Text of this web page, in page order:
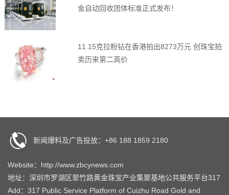
金自动回收团体标准正式发布！
11.15克拉粉钻在香港拍出8273万元 创珠宝拍
卖历来第二高价
新闻爆料及广告投放：+86 188 1859 2180
Website：http://www.zbcynews.com
地址：深圳市罗湖区翠竹路黄金珠宝产业集聚基地公共服务平台317
Add：317 Public Service Platform of Cuizhu Road Gold and